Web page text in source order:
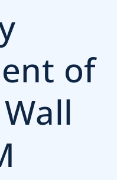
of